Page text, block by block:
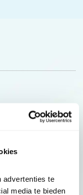
advertenties te
media te bieden
acties en tips